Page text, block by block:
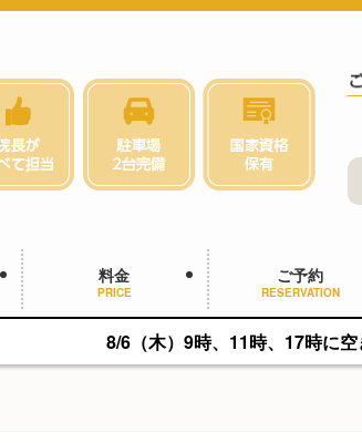
料金
PRICE
ご予約
RESERVATION
8/6（木）9時、11時、17時に空きがあります